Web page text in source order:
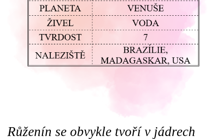
Růženín se obvykle tvoří v jádrech